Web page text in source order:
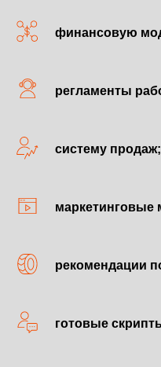
финансовую
регламенты
систему продаж;
маркетинговые
рекомендации
готовые